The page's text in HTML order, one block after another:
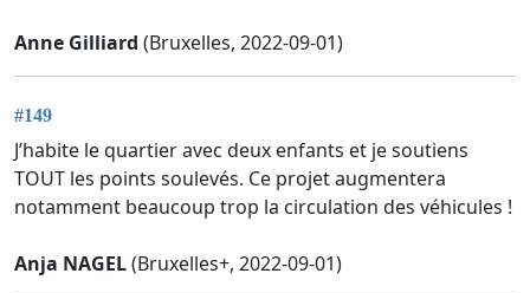
Anne Gilliard (Bruxelles, 2022-09-01)
#149
J’habite le quartier avec deux enfants et je soutiens
TOUT les points soulevés. Ce projet augmentera
notamment beaucoup trop la circulation des véhicules !
Anja NAGEL(Bruxelles+, 2022-09-01)